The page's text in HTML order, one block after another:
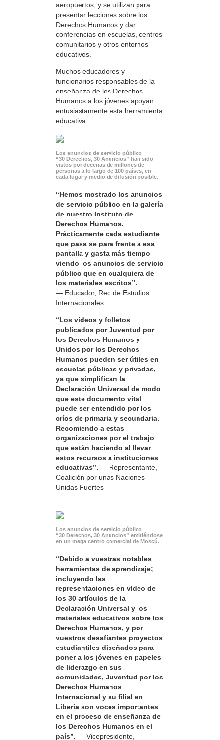
aeropuertos, y se utilizan para
presentar lecciones sobre los
Derechos Humanos y dar
conferencias en escuelas, centros
comunitarios y otros entornos
educativos.
Muchos educadores y
funcionarios responsables de la
enseñanza de los Derechos
Humanos a los jóvenes apoyan
entusiastamente esta herramienta
educativa:
Los anuncios de servicio público
“30 Derechos, 30 Anuncios” han sido
vistos por decenas de millones de
personas a lo largo de 100 países, en
cada lugar y medio de difusión posible.
“Hemos mostrado los anuncios
de servicio público en la galería
de nuestro Instituto de
Derechos Humanos.
Prácticamente cada estudiante
que pasa se para frente a esa
pantalla y gasta más tiempo
viendo los anuncios de servicio
público que en cualquiera de
los materiales escritos”.
— Educador, Red de Estudios
Internacionales
“Los vídeos y folletos
publicados por Juventud por
los Derechos Humanos y
Unidos por los Derechos
Humanos pueden ser útiles en
escuelas públicas y privadas,
ya que simplifican la
Declaración Universal de modo
que este documento vital
puede ser entendido por los
críos de primaria y secundaria.
Recomiendo a estas
organizaciones por el trabajo
que están haciendo al llevar
estos recursos a instituciones
educativas”. — Representante,
Coalición por unas Naciones
Unidas Fuertes
Los anuncios de servicio público
“30 Derechos, 30 Anuncios” emitiéndose
en un mega centro comercial de Moscú.
“Debido a vuestras notables
herramientas de aprendizaje;
incluyendo las
representaciones en vídeo de
los 30 artículos de la
Declaración Universal y los
materiales educativos sobre los
Derechos Humanos, y por
vuestros desafiantes proyectos
estudiantiles diseñados para
poner a los jóvenes en papeles
de liderazgo en sus
comunidades, Juventud por los
Derechos Humanos
Internacional y su filial en
Liberia son voces importantes
en el proceso de enseñanza de
los Derechos Humanos en el
país”. — Vicepresidente,